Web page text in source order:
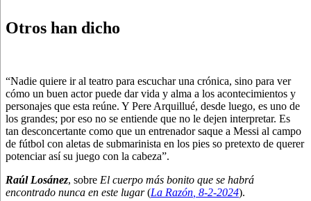
Otros han dicho
“Nadie quiere ir al teatro para escuchar una crónica, sino para ver
cómo un buen actor puede dar vida y alma a los acontecimientos y
personajes que esta reúne. Y Pere Arquillué, desde luego, es uno de
los grandes; por eso no se entiende que no le dejen interpretar. Es
tan desconcertante como que un entrenador saque a Messi al campo
de fútbol con aletas de submarinista en los pies so pretexto de querer
potenciar así su juego con la cabeza”.
Raúl Losánez, sobre El cuerpo más bonito que se habrá
encontrado nunca en este lugar(La Razón , 8-2-2024).